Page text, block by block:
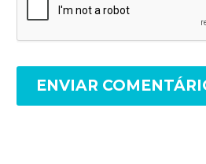
ENVIAR